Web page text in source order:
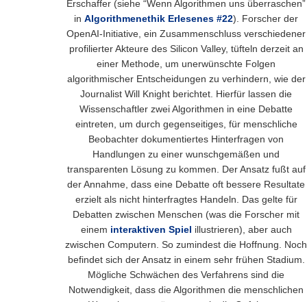
Erschaffer (siehe “Wenn Algorithmen uns überraschen”
in Algorithmenethik Erlesenes #22). Forscher der
OpenAI-Initiative, ein Zusammenschluss verschiedener
profilierter Akteure des Silicon Valley, tüfteln derzeit an
einer Methode, um unerwünschte Folgen
algorithmischer Entscheidungen zu verhindern, wie der
Journalist Will Knight berichtet. Hierfür lassen die
Wissenschaftler zwei Algorithmen in eine Debatte
eintreten, um durch gegenseitiges, für menschliche
Beobachter dokumentiertes Hinterfragen von
Handlungen zu einer wunschgemäßen und
transparenten Lösung zu kommen. Der Ansatz fußt auf
der Annahme, dass eine Debatte oft bessere Resultate
erzielt als nicht hinterfragtes Handeln. Das gelte für
Debatten zwischen Menschen (was die Forscher mit
einem interaktiven Spiel illustrieren), aber auch
zwischen Computern. So zumindest die Hoffnung. Noch
befindet sich der Ansatz in einem sehr frühen Stadium.
Mögliche Schwächen des Verfahrens sind die
Notwendigkeit, dass die Algorithmen die menschlichen